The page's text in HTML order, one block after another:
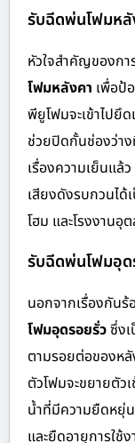
รับฉีดพ่นโฟมห
หัวใจสำคัญของกา
โฟมหลังคา เพื่อป้
พียูโฟมจะเข้าไปยึ
ช่วยปิดกั้นช่องว่าง
เรื่องความเย็นแล้
เสียงดังรบกวนได้
โฮม และโรงงาน
รับฉีดพ่นโฟมอุด
นอกจากเรื่องกันร้
โฟมอุดรอยรั่วซึ่ง
ตามรอยต่อของหลั
ตัวโฟมจะขยายตัว
น้ำที่มีความยืดหยุ่
และยืดอายุการใช้